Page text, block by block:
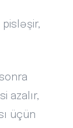
pisləşir,
azalır,
üçün